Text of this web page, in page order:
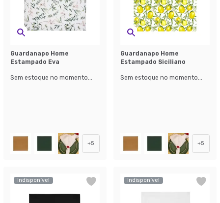
Guardanapo Home
Estampado Eva
Sem estoque no momento...
+5
Guardanapo Home
Estampado Siciliano
Sem estoque no momento...
+5
Indisponível Indisponível